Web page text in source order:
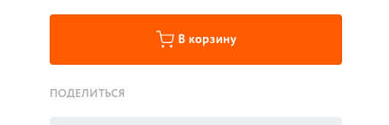
В корзину
ПОДЕЛИТЬСЯ